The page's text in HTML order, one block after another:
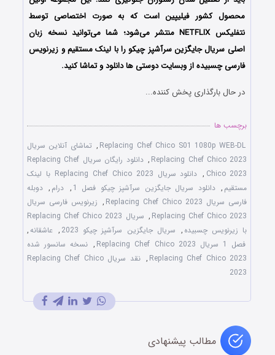
محصول کشور فیلیپین است که به صورت اختصاصی توسط
نتفلیکس NETFLIX منتشر می‌شود؛ شما می‌توانید نسخه زبان
اصلی سریال جایگزین سرآشپز چیکو را با لینک مستقیم و زیرنویس
فارسی چسبیده از وبسایت دوستی ها دانلود و تماشا کنید.
در حال بارگذاری پخش کننده...
برچسب ها
Replacing Chef Chico S01 1080p WEB-DL
, تماشای آنلاین سریال
Replacing Chef Chico 2023
,
دانلود رایگان سریال Replacing Chef
Chico 2023
,
دانلود سریال Replacing Chef Chico 2023 با لینک
مستقیم , دانلود سریال جایگزین سرآشپز چیکو فصل 1 , درام , دوبله
فارسی سریال Replacing Chef Chico 2023
, زیرنویس فارسی سریال
Replacing Chef Chico 2023
,
سریال Replacing Chef Chico 2023
با زیرنویس چسبیده , سریال جایگزین سرآشپز چیکو 2023 , عاشقانه,
فصل 1 سریال Replacing Chef Chico 2023
, نسخه سانسور شده
Replacing Chef Chico 2023
,
نقد سریال Replacing Chef Chico
2023
مطالب پیشنهادی